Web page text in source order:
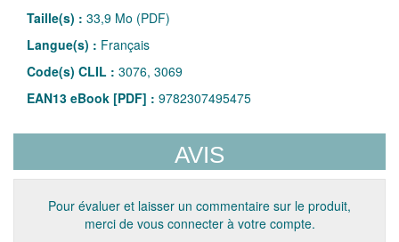
Taille(s) : 33,9 Mo (PDF)
Langue(s) : Français
Code(s) CLIL : 3076, 3069
EAN13 eBook [PDF] : 9782307495475
AVIS
Pour évaluer et laisser un commentaire sur le produit,
merci de vous connecter à votre compte.